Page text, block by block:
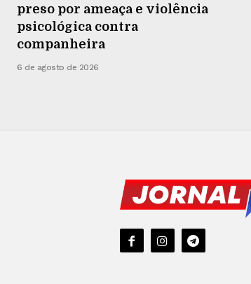
preso por ameaça e violência
psicológica contra
companheira
6 de agosto de 2026